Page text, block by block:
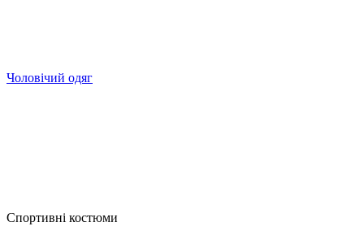
Чоловічий одяг
Спортивні костюми